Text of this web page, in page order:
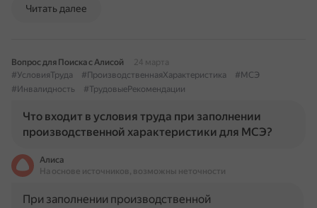
Читать далее
Вопрос для Поиска с Алисой
24 марта
#УсловияТруда
#ПроизводственнаяХарактеристика
#МСЭ
#Инвалидность
#ТрудовыеРекомендации
Что входит в условия труда при заполнении
производственной характеристики для МСЭ?
Алиса
На основе источников, возможны неточности
При заполнении производственной